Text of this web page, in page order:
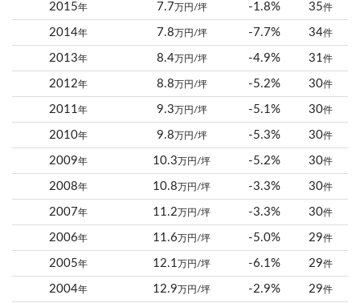
2015年 7.7 万円/坪 -1.8% 35件
2014年 7.8 万円/坪 -7.7% 34件
2013年 8.4万円/坪 -4.9% 31件
2012年 8.8 万円/坪 -5.2% 30件
2011年 9.3 万円/坪 -5.1% 30件
2010年 9.8 万円/坪 -5.3% 30件
2009年 10.3 万円/坪 -5.2% 30件
2008年 10.8 万円/坪 -3.3% 30件
2007年 11.2 万円/坪 -3.3% 30件
2006年 11.6 万円/坪 -5.0% 29件
2005年 12.1 万円/坪 -6.1% 29件
2004年 12.9 万円/坪 -2.9% 29件